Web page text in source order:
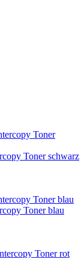
Toner schwarz
Toner blau